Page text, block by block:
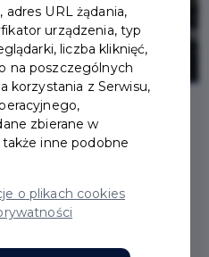
URL żądania,
urządzenia, typ
liczba kliknięć,
na poszczególnych
korzystania z Serwisu,
zbierane w
inne podobne
o plikach cookies